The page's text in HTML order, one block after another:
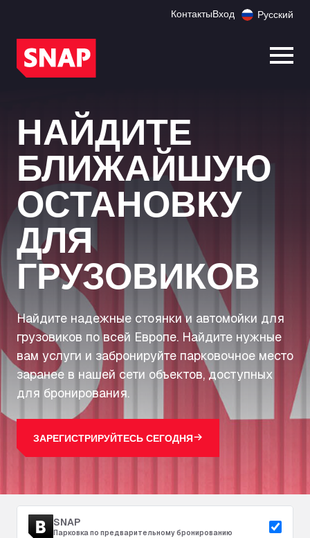
КонтактыВход Русский
НАЙДИТЕ
БЛИЖАЙШУЮ
ОСТАНОВКУ
ДЛЯ
ГРУЗОВИКОВ
Найдите надежные стоянки и автомойки для
грузовиков по всей Европе. Найдите нужные
вам услуги и забронируйте парковочное место
заранее в нашей сети объектов, доступных
для бронирования.
ЗАРЕГИСТРИРУЙТЕСЬ СЕГОДНЯ
SNAP
Парковка по предварительному бронированию